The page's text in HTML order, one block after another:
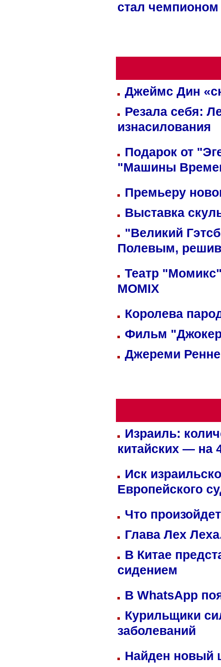
стал
Джеймс Дин
Резала себя:
изнасилования
Подарок от
"Машины
Премьеру
Выставка
"Великий
Полевым,
Театр
MOMIX
Королева
Фильм
Джереми
Израиль:
китайских — на
Иск
Европейского
Что
Глава Лех
В Китае
сидением
В WhatsApp
Курильщики
заболеваний
Найден